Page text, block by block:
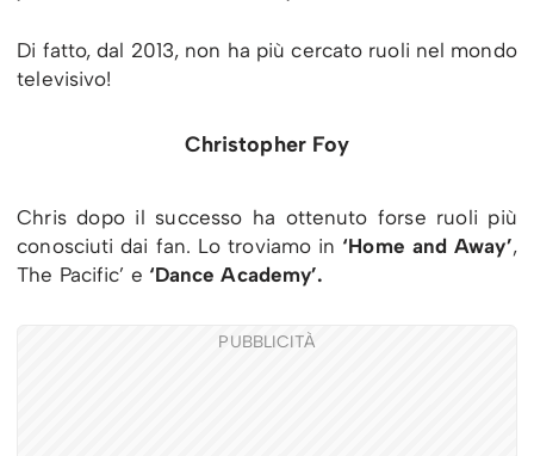
Di fatto, dal 2013, non ha più cercato ruoli nel mondo
televisivo!
Christopher Foy
Chris dopo il successo ha ottenuto forse ruoli più
conosciuti dai fan. Lo troviamo in ‘Home and Away’,
The Pacific’ e ‘Dance Academy’.
PUBBLICITÀ